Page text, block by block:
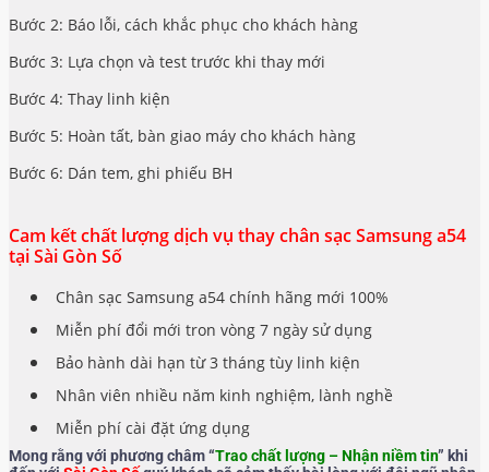
Bước 2: Báo lỗi, cách khắc phục cho khách hàng
Bước 3: Lựa chọn và test trước khi thay mới
Bước 4: Thay linh kiện
Bước 5: Hoàn tất, bàn giao máy cho khách hàng
Bước 6: Dán tem, ghi phiếu BH
Cam kết chất lượng dịch vụ thay chân sạc Samsung a54
tại Sài Gòn Số
Chân sạc Samsung a54 chính hãng mới 100%
Miễn phí đổi mới tron vòng 7 ngày sử dụng
Bảo hành dài hạn từ 3 tháng tùy linh kiện
Nhân viên nhiều năm kinh nghiệm, lành nghề
Miễn phí cài đặt ứng dụng
Mong rằng với phương châm “Trao chất lượng – Nhận niềm tin” khi